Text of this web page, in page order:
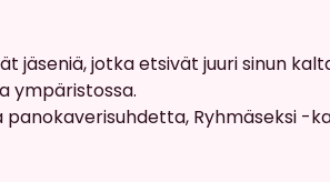
jotka etsivät juuri sinun
ympäristossa.
Ryhmäseksi -